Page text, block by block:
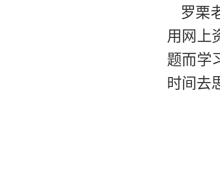
罗栗
用网上
题而学
时间去